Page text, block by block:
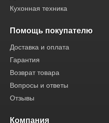
Кухонная техника
Помощь покупателю
Доставка и оплата
Гарантия
Возврат товара
Вопросы и ответы
Отзывы
Компания